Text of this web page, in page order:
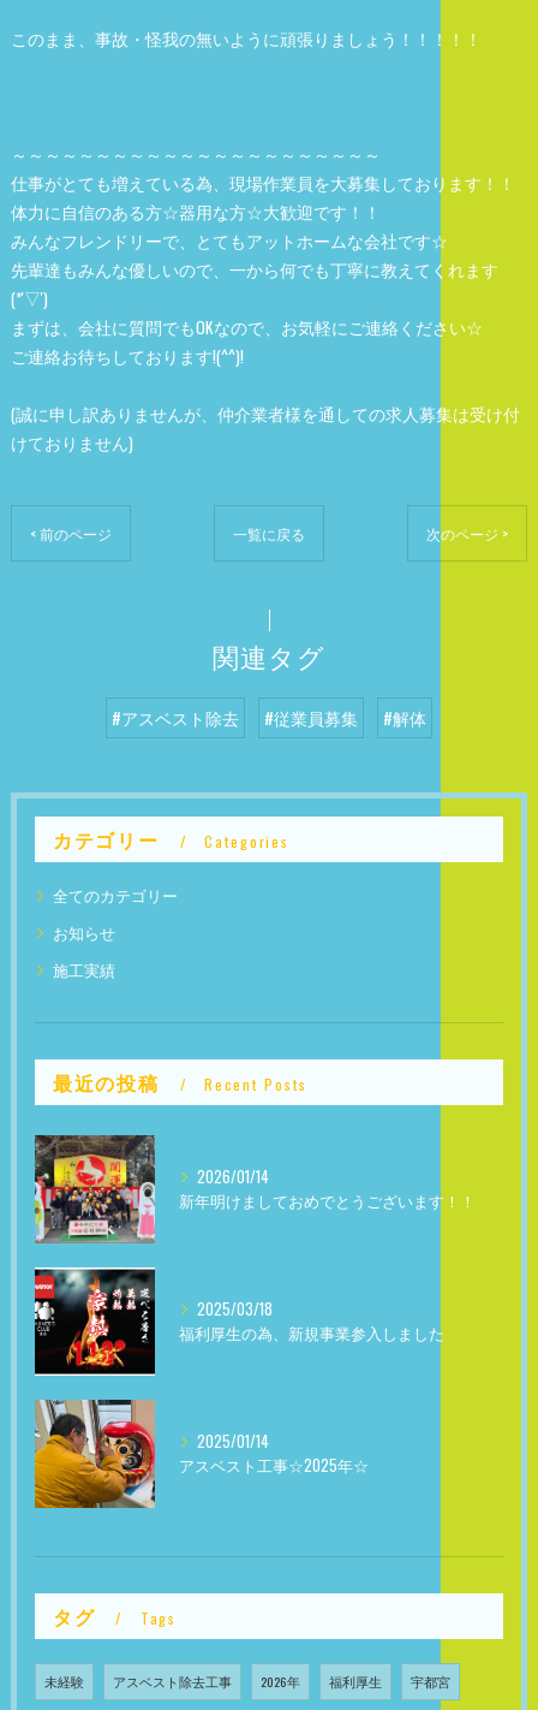
このまま、事故・怪我の無いように頑張りましょう！！！！！
～～～～～～～～～～～～～～～～～～～～～～
仕事がとても増えている為、現場作業員を大募集しております！！
体力に自信のある方☆器用な方☆大歓迎です！！
みんなフレンドリーで、とてもアットホームな会社です☆
先輩達もみんな優しいので、一から何でも丁寧に教えてくれます
(*'▽')
まずは、会社に質問でもOKなので、お気軽にご連絡ください☆
ご連絡お待ちしております!(^^)!
(誠に申し訳ありませんが、仲介業者様を通しての求人募集は受け付
けておりません)
< 前のページ 一覧に戻る 次のページ >
関連タグ
#アスベスト除去 #従業員募集 #解体
カテゴリー Categories
全てのカテゴリー
お知らせ
施工実績
最近の投稿 Recent Posts
2026/01/14
新年明けましておめでとうございます！！
2025/03/18
福利厚生の為、新規事業参入しました
2025/01/14
アスベスト工事☆2025年☆
タグ Tags
未経験 アスベスト除去工事 2026年 福利厚生 宇都宮